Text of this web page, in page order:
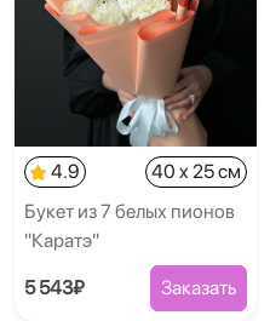
4.9
40 x 25 см
Букет из 7 белых пионов
"Каратэ"
5 543₽ Заказать